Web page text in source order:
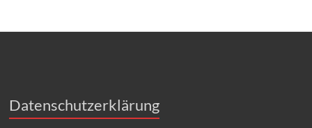
Datenschutzerklärung